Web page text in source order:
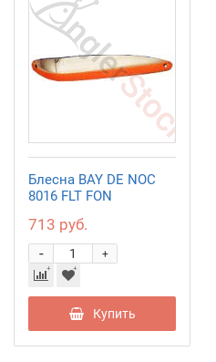
Блесна BAY DE NOC
8016 FLT FON
713 руб.
+
-
Купить